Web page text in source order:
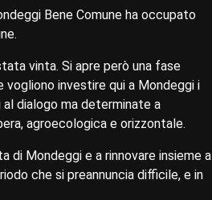
Bene Comune ha occupato
vinta. Si apre però una fase
investire qui a Mondeggi i
al dialogo ma determinate a
agroecologica e orizzontale.
di Mondeggi e a rinnovare insieme a
che si preannuncia difficile, e in